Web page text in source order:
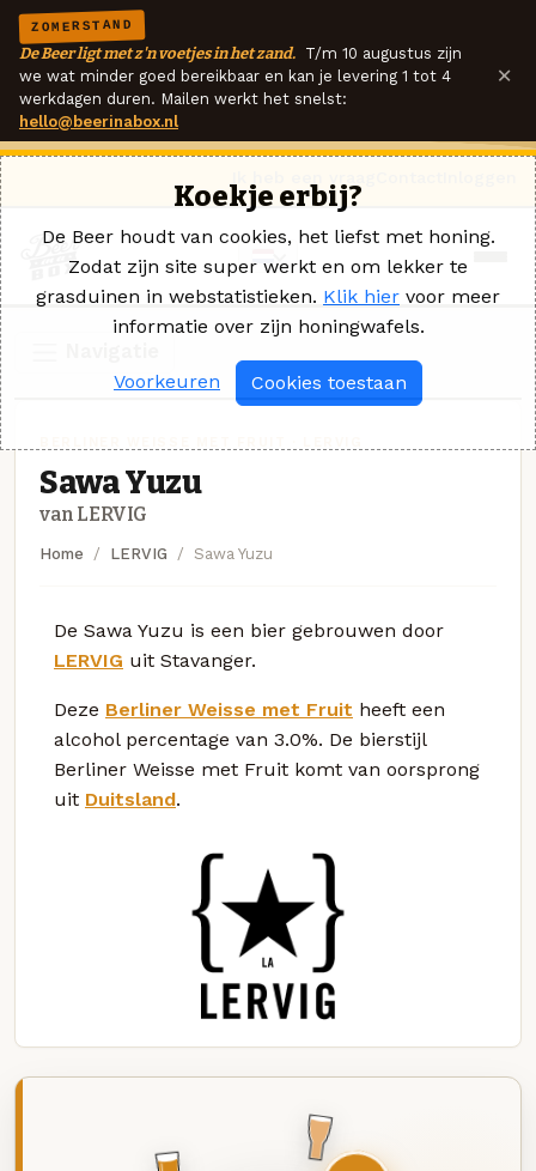
ZOMERSTAND
De Beer ligt met z'n voetjes in het zand. T/m 10 augustus zijn
we wat minder goed bereikbaar en kan je levering 1 tot 4
werkdagen duren. Mailen werkt het snelst:
hello@beerinabox.nl
×
Sawa Yuzu
van LERVIG
Home LERVIG Sawa Yuzu
De Sawa Yuzu is een bier gebrouwen door
LERVIG uit Stavanger.
Deze Berliner Weisse met Fruit heeft een
alcohol percentage van 3.0%. De bierstijl
Berliner Weisse met Fruit komt van oorsprong
uit Duitsland.
Koekje erbij?
De Beer houdt van cookies, het liefst met honing.
Zodat zijn site super werkt en om lekker te
grasduinen in webstatistieken. Klik hier voor meer
informatie over zijn honingwafels.
Voorkeuren Cookies toestaan